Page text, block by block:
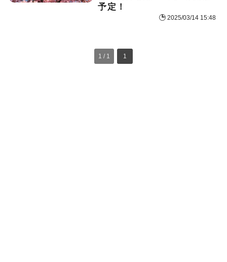
予定！
2025/03/14 15:48
1 / 1 1